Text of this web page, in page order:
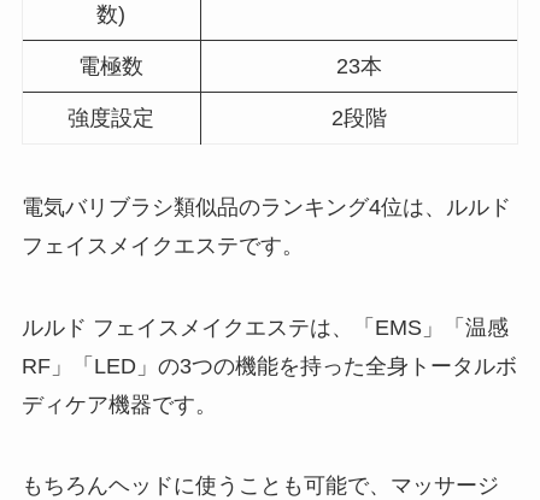
数)
電極数 23本
強度設定 2段階
電気バリブラシ類似品のランキング4位は、ルルド
フェイスメイクエステです。
ルルド フェイスメイクエステは、「EMS」「温感
RF」「LED」の3つの機能を持った全身トータルボ
ディケア機器です。
もちろんヘッドに使うことも可能で、マッサージ